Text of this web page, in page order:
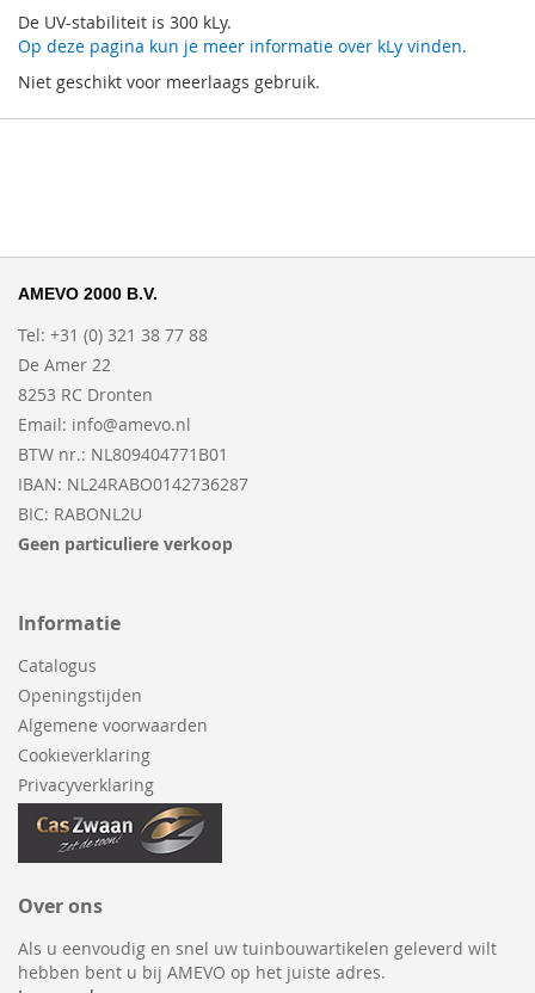
De UV-stabiliteit is 300 kLy.
Op deze pagina kun je meer informatie over kLy vinden.
Niet geschikt voor meerlaags gebruik.
AMEVO 2000 B.V.
Tel: +31 (0) 321 38 77 88
De Amer 22
8253 RC Dronten
Email: info@amevo.nl
BTW nr.: NL809404771B01
IBAN: NL24RABO0142736287
BIC: RABONL2U
Geen particuliere verkoop
Informatie
Catalogus
Openingstijden
Algemene voorwaarden
Cookieverklaring
Privacyverklaring
Over ons
Als u eenvoudig en snel uw tuinbouwartikelen geleverd wilt
hebben bent u bij AMEVO op het juiste adres.